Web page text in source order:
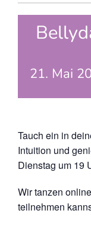
21. Mai
Tauch ein in
Intuition und
Dienstag um 19
Wir tanzen
teilnehmen